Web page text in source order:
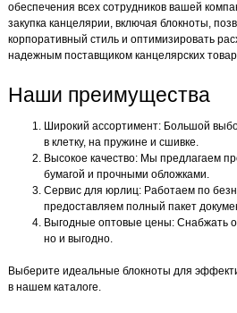
обеспечения всех сотрудников вашей
закупка канцелярии, включая блокноты,
корпоративный стиль и оптимизировать
надежным поставщиком канцелярских
Наши преимущества
Широкий ассортимент: Большой
в клетку, на пружине и сшивке.
Высокое качество: Мы предлагаем
бумагой и прочными обложками.
Сервис для юрлиц: Работаем по
предоставляем полный пакет
Выгодные оптовые цены: Снабжать
но и выгодно.
Выберите идеальные блокноты для
в нашем каталоге.